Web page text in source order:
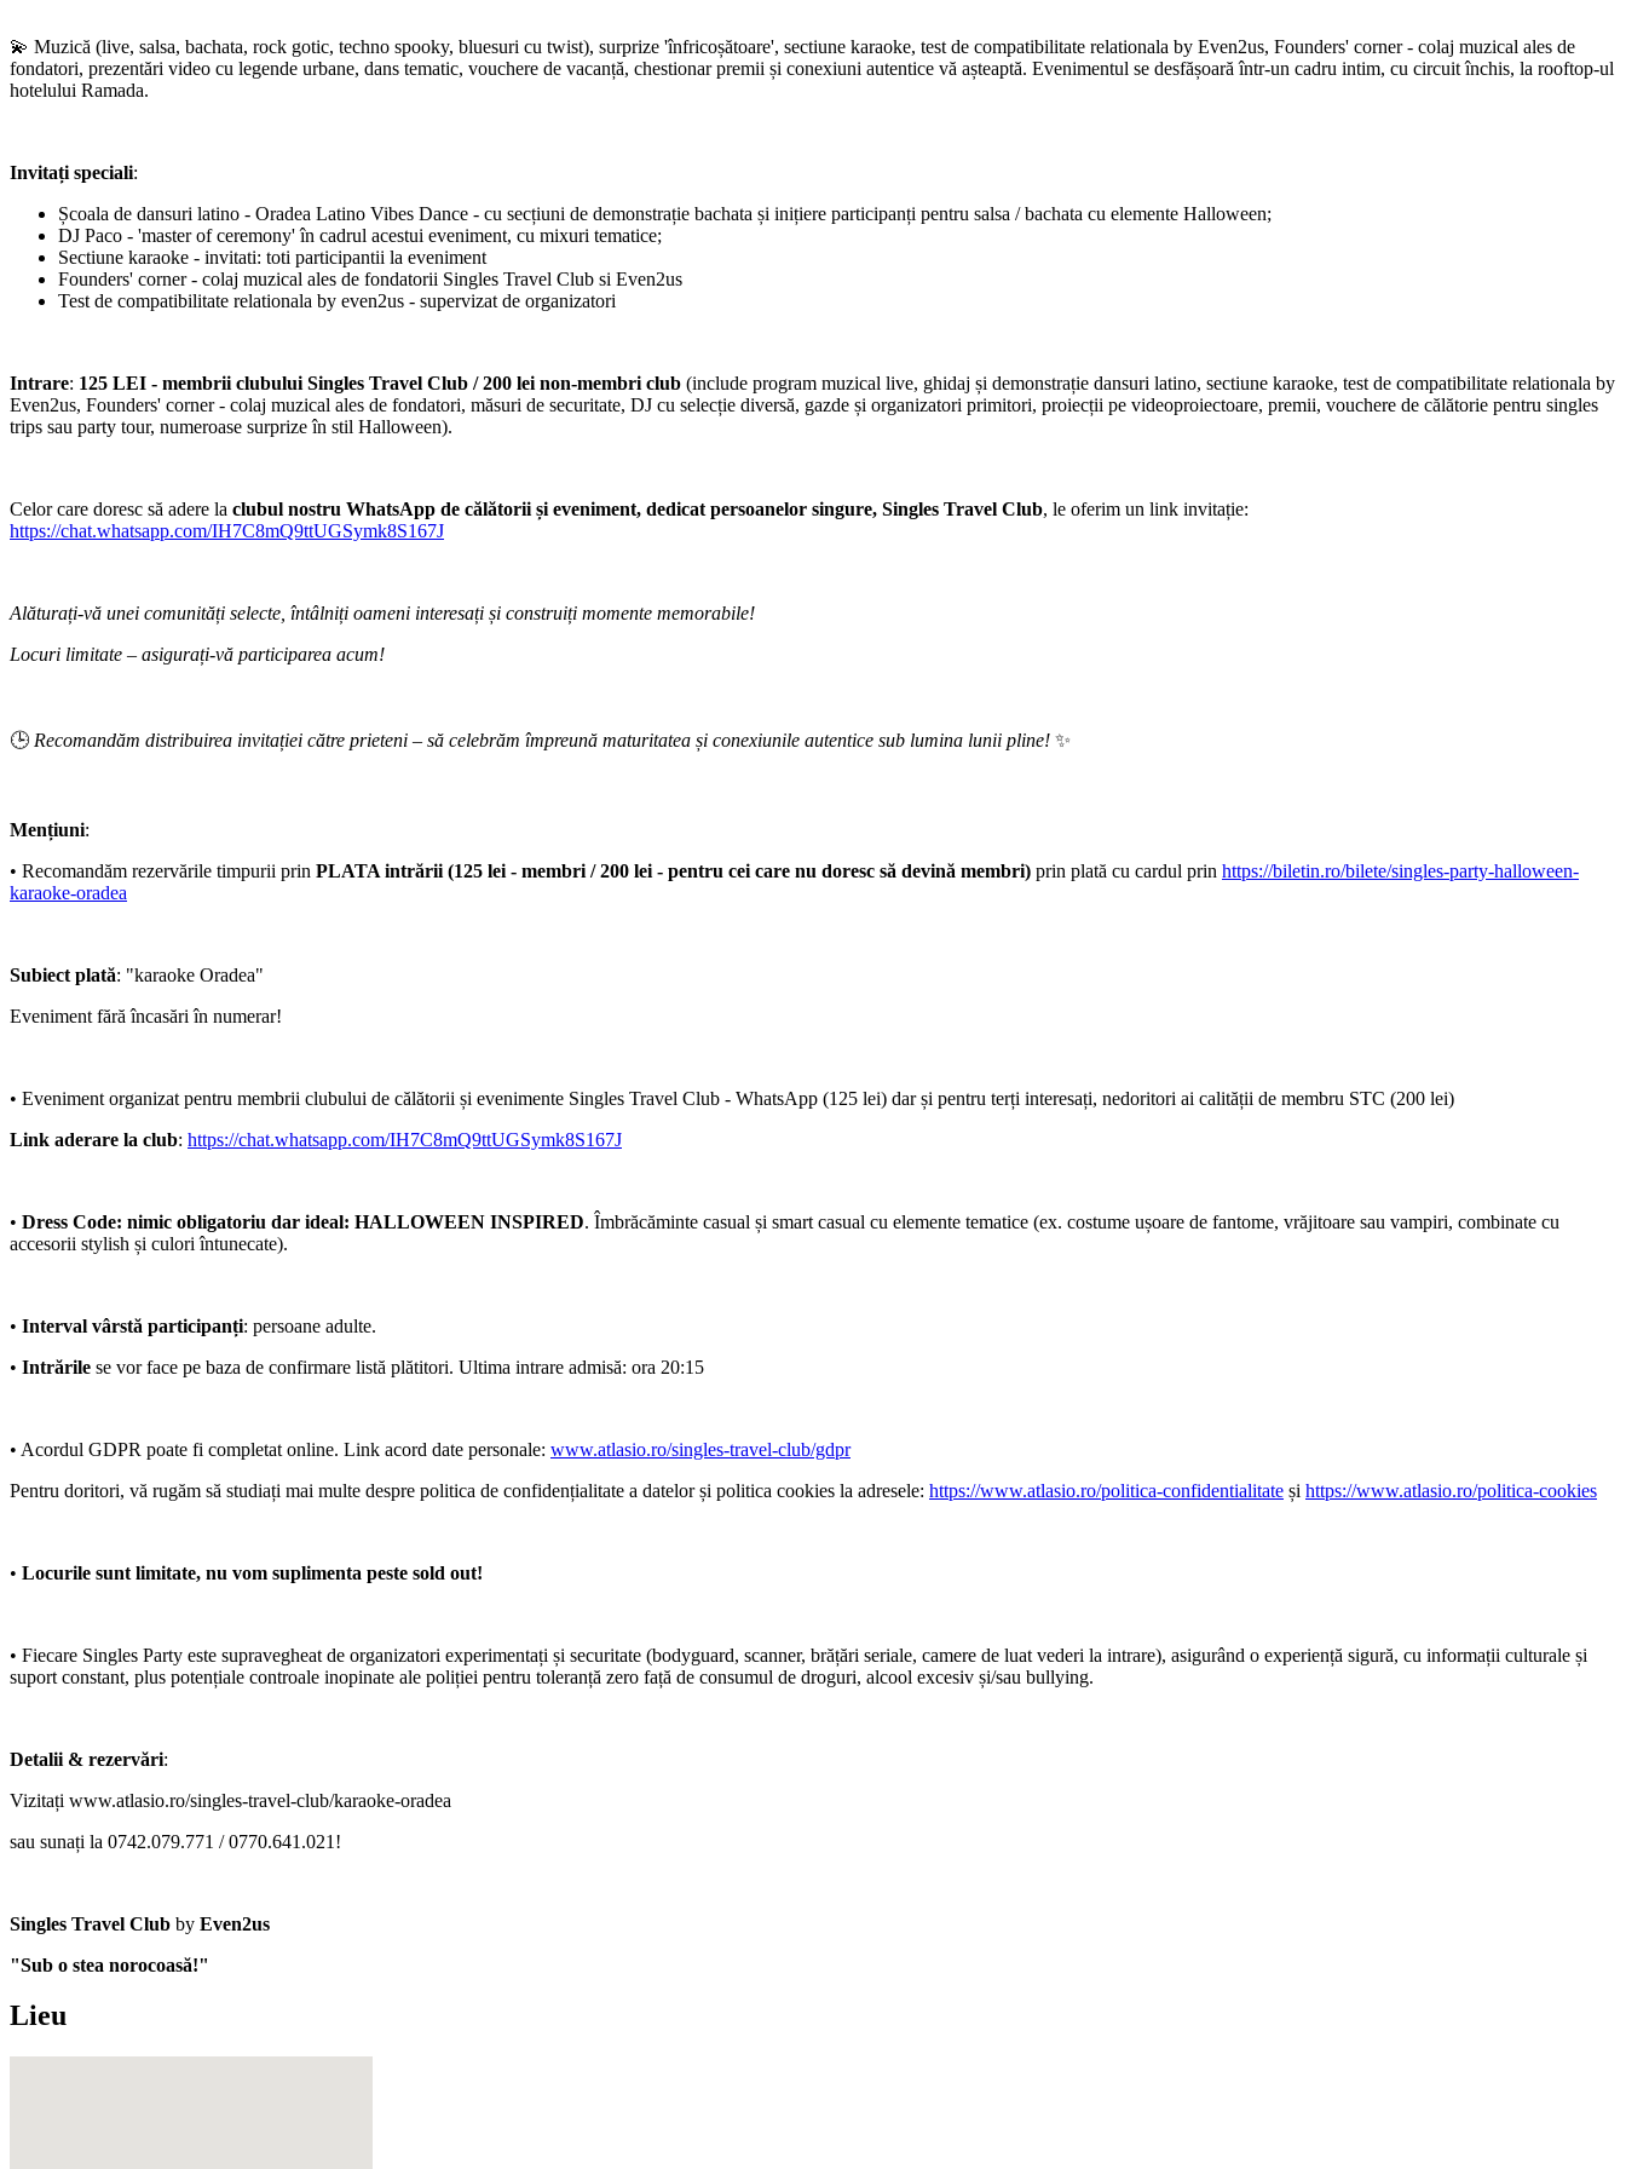
💫 Muzică (live, salsa, bachata, rock gotic, techno spooky, bluesuri cu twist), surprize 'înfricoșătoare', sectiune karaoke, test de compatibilitate relationala by Even2us, Founders' corner - colaj muzical ales de
fondatori, prezentări video cu legende urbane, dans tematic, vouchere de vacanță, chestionar premii și conexiuni autentice vă așteaptă. Evenimentul se desfășoară într-un cadru intim, cu circuit închis, la rooftop-ul
hotelului Ramada.
Invitați speciali:
Școala de dansuri latino - Oradea Latino Vibes Dance - cu secțiuni de demonstrație bachata și inițiere participanți pentru salsa / bachata cu elemente Halloween;
DJ Paco - 'master of ceremony' în cadrul acestui eveniment, cu mixuri tematice;
Sectiune karaoke - invitati: toti participantii la eveniment
Founders' corner - colaj muzical ales de fondatorii Singles Travel Club si Even2us
Test de compatibilitate relationala by even2us - supervizat de organizatori
Intrare: 125 LEI - membrii clubului Singles Travel Club / 200 lei non-membri club (include program muzical live, ghidaj și demonstrație dansuri latino, sectiune karaoke, test de compatibilitate relationala by
Even2us, Founders' corner - colaj muzical ales de fondatori, măsuri de securitate, DJ cu selecție diversă, gazde și organizatori primitori, proiecții pe videoproiectoare, premii, vouchere de călătorie pentru singles
trips sau party tour, numeroase surprize în stil Halloween).
Celor care doresc să adere la clubul nostru WhatsApp de călătorii și eveniment, dedicat persoanelor singure, Singles Travel Club, le oferim un link invitație:
https://chat.whatsapp.com/IH7C8mQ9ttUGSymk8S167J
Alăturați-vă unei comunități selecte, întâlniți oameni interesați și construiți momente memorabile!
Locuri limitate – asigurați-vă participarea acum!
🕒 Recomandăm distribuirea invitației către prieteni – să celebrăm împreună maturitatea și conexiunile autentice sub lumina lunii pline! ✨
Mențiuni:
•⁠ Recomandăm rezervările timpurii prin PLATA intrării (125 lei - membri / 200 lei - pentru cei care nu doresc să devină membri) prin plată cu cardul prin https://biletin.ro/bilete/singles-party-halloween-
karaoke-oradea
Subiect plată: "karaoke Oradea"
Eveniment fără încasări în numerar!
•⁠ Eveniment organizat pentru membrii clubului de călătorii și evenimente Singles Travel Club - WhatsApp (125 lei) dar și pentru terți interesați, nedoritori ai calității de membru STC (200 lei)
Link aderare la club: https://chat.whatsapp.com/IH7C8mQ9ttUGSymk8S167J
•⁠ Dress Code: nimic obligatoriu dar ideal: HALLOWEEN INSPIRED. Îmbrăcăminte casual și smart casual cu elemente tematice (ex. costume ușoare de fantome, vrăjitoare sau vampiri, combinate cu
accesorii stylish și culori întunecate).
•⁠ Interval vârstă participanți: persoane adulte.
•⁠ Intrările se vor face pe baza de confirmare listă plătitori. Ultima intrare admisă: ora 20:15
•⁠ Acordul GDPR poate fi completat online. Link acord date personale: www.atlasio.ro/singles-travel-club/gdpr
Pentru doritori, vă rugăm să studiați mai multe despre politica de confidențialitate a datelor și politica cookies la adresele: https://www.atlasio.ro/politica-confidentialitate și https://www.atlasio.ro/politica-cookies
•⁠ Locurile sunt limitate, nu vom suplimenta peste sold out!
•⁠ Fiecare Singles Party este supravegheat de organizatori experimentați și securitate (bodyguard, scanner, brățări seriale, camere de luat vederi la intrare), asigurând o experiență sigură, cu informații culturale și
suport constant, plus potențiale controale inopinate ale poliției pentru toleranță zero față de consumul de droguri, alcool excesiv și/sau bullying.
Detalii & rezervări:
Vizitați www.atlasio.ro/singles-travel-club/karaoke-oradea
sau sunați la 0742.079.771 / 0770.641.021!
Singles Travel Club by Even2us
"Sub o stea norocoasă!"
Lieu